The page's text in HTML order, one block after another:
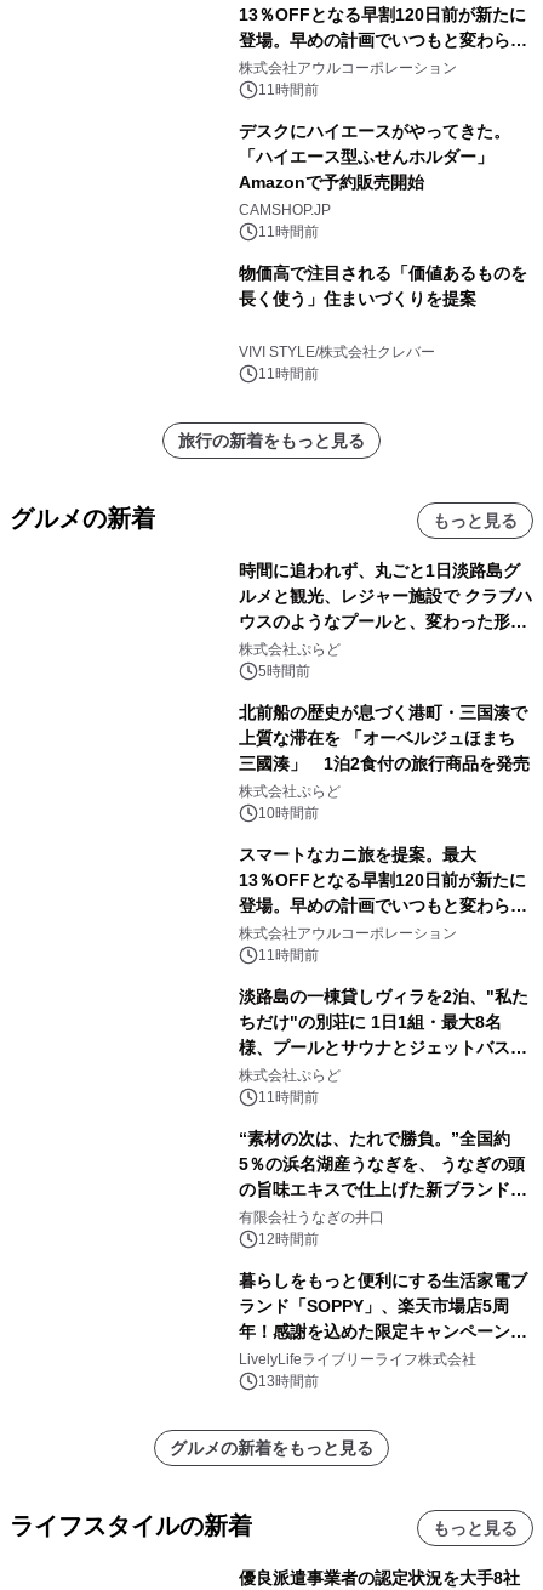
13％OFFとなる早割120日前が新たに
登場。早めの計画でいつもと変わらぬ
大人の冬旅を。ー夕日ヶ浦温泉「佳松
苑 別邸ふうか」ー
株式会社アウルコーポレーション
11時間前
デスクにハイエースがやってきた。
「ハイエース型ふせんホルダー」
Amazonで予約販売開始
CAMSHOP.JP
11時間前
物価高で注目される「価値あるものを
長く使う」住まいづくりを提案
VIVI STYLE/株式会社クレバー
11時間前
旅行の新着をもっと見る
グルメの新着 もっと見る
時間に追われず、丸ごと1日淡路島グ
ルメと観光、レジャー施設で クラブハ
ウスのようなプールと、変わった形の
サウナも 「THE BOXY AWAJI」のお
得な素泊まり連泊プランで
株式会社ぷらど
5時間前
北前船の歴史が息づく港町・三国湊で
上質な滞在を 「オーベルジュほまち
三國湊」 1泊2食付の旅行商品を発売
株式会社ぷらど
10時間前
スマートなカニ旅を提案。最大
13％OFFとなる早割120日前が新たに
登場。早めの計画でいつもと変わらぬ
大人の冬旅を。ー夕日ヶ浦温泉「佳松
苑 別邸ふうか」ー
株式会社アウルコーポレーション
11時間前
淡路島の一棟貸しヴィラを2泊、"私た
ちだけ"の別荘に 1日1組・最大8名
様、プールとサウナとジェットバス付
きで Villa Mon Temps AWAJIの連泊
素泊りプラン
株式会社ぷらど
11時間前
“素材の次は、たれで勝負。”全国約
5％の浜名湖産うなぎを、 うなぎの頭
の旨味エキスで仕上げた新ブランド
「井口の誉」誕生
有限会社うなぎの井口
12時間前
暮らしをもっと便利にする生活家電ブ
ランド「SOPPY」、楽天市場店5周
年！感謝を込めた限定キャンペーンを
8月10日より開催
LivelyLifeライブリーライフ株式会社
13時間前
グルメの新着をもっと見る
ライフスタイルの新着 もっと見る
優良派遣事業者の認定状況を大手8社